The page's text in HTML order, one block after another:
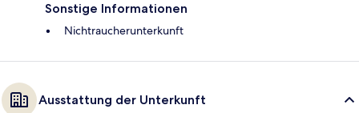
Sonstige Informationen
Nichtraucherunterkunft
Ausstattung der Unterkunft